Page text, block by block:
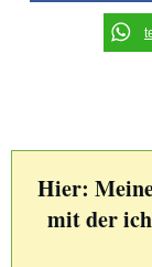
Hier:
mit der